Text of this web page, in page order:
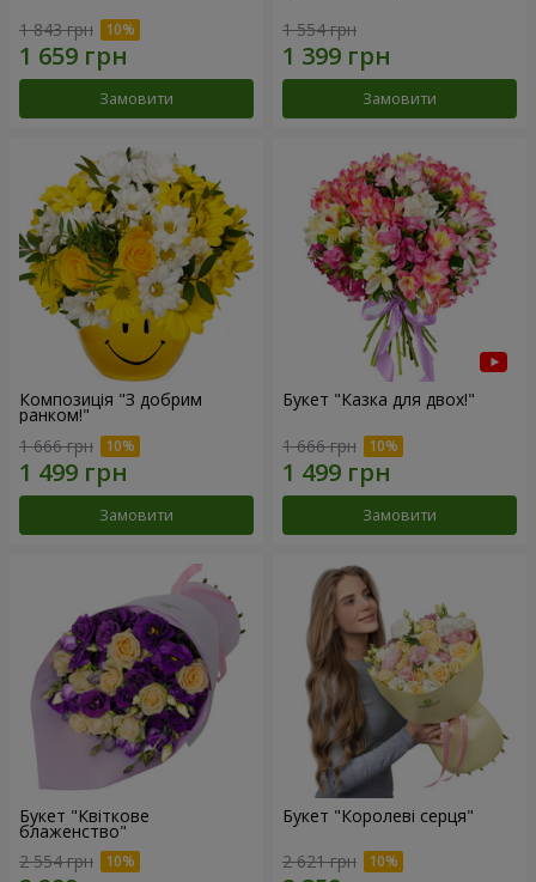
1 843 грн
Замовити
1 554 грн
Замовити
Композиція "З добрим
ранком!"
1 666 грн
Замовити
Букет "Казка для двох!"
1 666 грн
Замовити
Букет "Квіткове
блаженство"
2 554 грн
Букет "Королеві серця"
2 621 грн